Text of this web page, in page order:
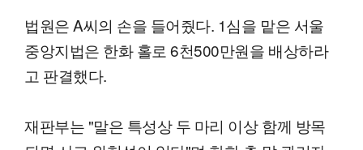
법원은 A씨의 손을 들어줬다. 1심을 맡은 서울
중앙지법은 한화 홀로 6천500만원을 배상하라
고 판결했다.
재판부는 "말은 특성상 두 마리 이상 함께 방목